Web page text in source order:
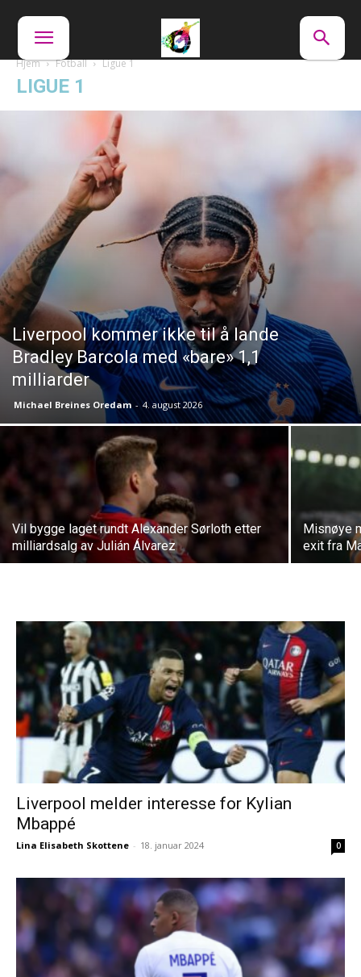
Hjem Fotball Ligue 1
LIGUE 1
Liverpool kommer ikke til å lande
Bradley Barcola med «bare» 1,1
milliarder
Michael Breines Oredam - 4. august 2026
Vil bygge laget rundt Alexander Sørloth etter
milliardsalg av Julián Álvarez
Misnøye
exit fra
Liverpool melder interesse for Kylian
Mbappé
Lina Elisabeth Skottene - 18. januar 2024 0